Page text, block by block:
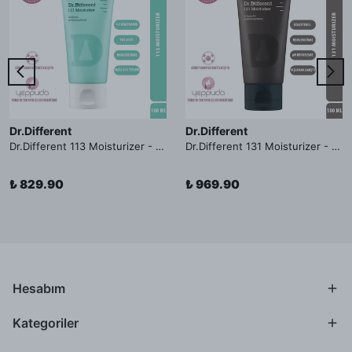
Dr.Different
Dr.Different 113 Moisturizer - Yağlı ve Hassas Cilt Tipleri İçin Yağ Asidi İçerikli Nemlendirici Krem
₺ 829.90
Dr.Different
Dr.Different 131 Moisturizer - Yaşlanma ve Kırışıklık Karşıtı Kolesterol İçerikli Nemlendirici Krem
₺ 969.90
Hesabım
Kategoriler